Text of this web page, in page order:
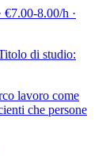
€7.00-8.00/h ·
di studio:
lavoro come
che persone